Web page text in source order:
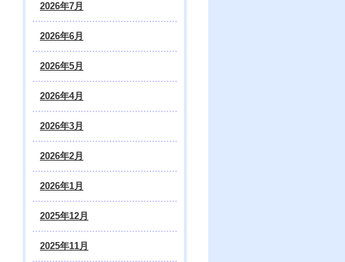
2026年7月
2026年6月
2026年5月
2026年4月
2026年3月
2026年2月
2026年1月
2025年12月
2025年11月